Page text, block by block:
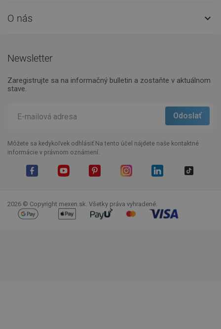
O nás 
Newsletter
Zaregistrujte sa na informačný bulletin a zostaňte v aktuálnom
stave.
Môžete sa kedykoľvek odhlásiť.Na tento účel nájdete naše kontaktné
informácie v právnom oznámení.
2026 © Copyright mexen.sk. Všetky práva vyhradené.